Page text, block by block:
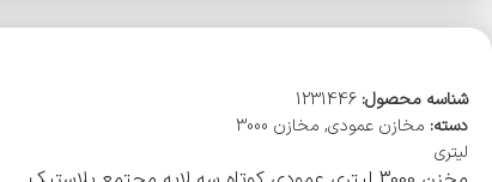
شناسه محصول: 1231446
دسته: مخازن عمودی,
مخازن 3000
لیتری